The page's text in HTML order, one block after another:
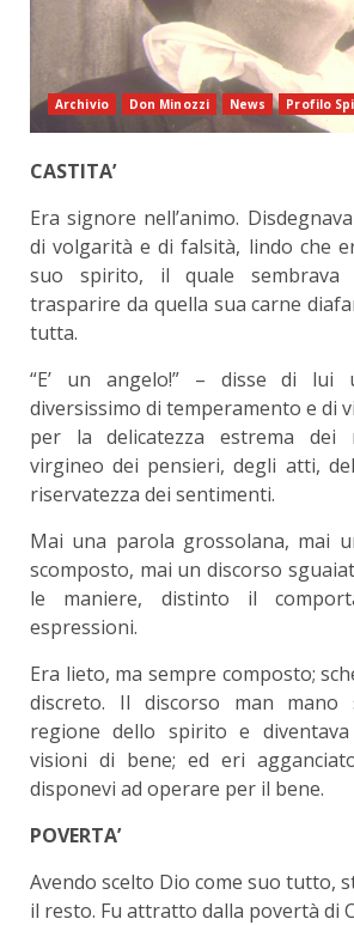
Archivio Don Minozzi News Profilo
CASTITA’
Era signore nell’animo.
di volgarità e di falsità, lindo che
suo spirito, il quale sembrava
trasparire da quella sua carne
tutta.
“E’ un angelo!” – disse di lui
diversissimo di temperamento e di
per la delicatezza estrema dei
virgineo dei pensieri, degli atti,
riservatezza dei sentimenti.
Mai una parola grossolana, mai
scomposto, mai un discorso
le maniere, distinto il
espressioni.
Era lieto, ma sempre composto;
discreto. Il discorso man mano
regione dello spirito e
visioni di bene; ed eri
disponevi ad operare per il bene.
POVERTA’
Avendo scelto Dio come suo tutto,
il resto. Fu attratto dalla povertà di